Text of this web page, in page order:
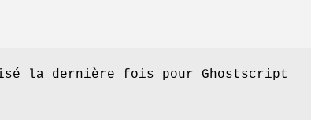
la dernière fois pour Ghostscript